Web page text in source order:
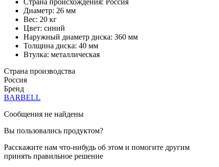
Диаметр: 26 мм
Вес: 20 кг
Цвет: синий
Наружный диаметр диска: 360 мм
Толщина диска: 40 мм
Втулка: металлическая
Страна производства
Россия
Бренд
BARBELL
Сообщения не найдены
Вы пользовались продуктом?
Расскажите нам что-нибудь об этом и помогите другим
принять правильное решение